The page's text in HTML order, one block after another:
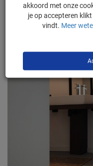
akkoord met onze
je op accepteren
vindt. Meer